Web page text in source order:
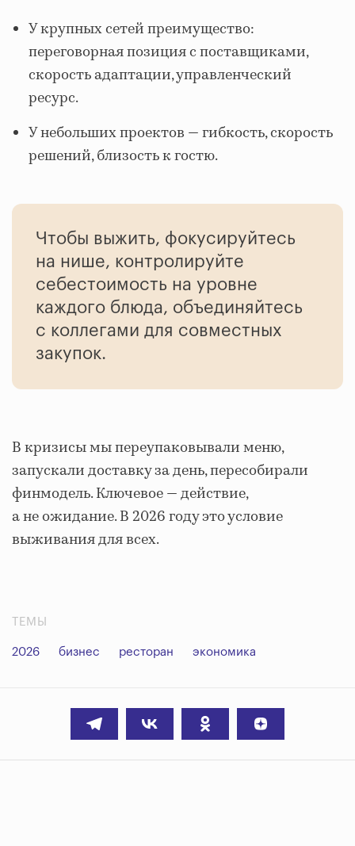
У крупных сетей преимущество:
переговорная позиция с поставщиками,
скорость адаптации, управленческий
ресурс.
У небольших проектов — гибкость, скорость
решений, близость к гостю.
Чтобы выжить, фокусируйтесь
на нише, контролируйте
себестоимость на уровне
каждого блюда, объединяйтесь
с коллегами для совместных
закупок.
В кризисы мы переупаковывали меню,
запускали доставку за день, пересобирали
финмодель. Ключевое — действие,
а не ожидание. В 2026 году это условие
выживания для всех.
ТЕМЫ
2026 бизнес ресторан экономика